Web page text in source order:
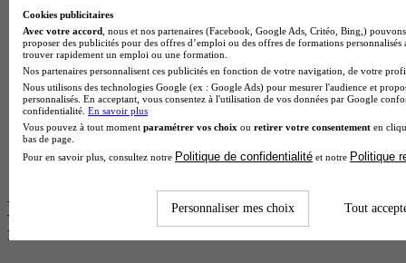
MSc Marketing Digital en alternance
BTS Gpme en alternance
Cap Electricien en alternance
BTS Gpn en alternance
BTS Domotique en alternance
BAC Pro Agora en alternance
BTS Sta en alternance
BTS Iris en alternance
BTS Tpl en alternance
Les diplômes par filière les plus
recherchés
Cookies publicitaires
Avec votre accord , nous et nos partenaires (Facebook, Google Ads, Critéo, Bing,)
proposer des publicités pour des offres d’emploi ou des offres de formations
trouver rapidement un emploi ou une formation.
Nos partenaires personnalisent ces publicités en fonction de votre navigation, de votre
Nous utilisons des technologies Google (ex : Google Ads) pour mesurer l'audience et
personnalisés. En acceptant, vous consentez à l'utilisation de vos données par Google
confidentialité. En savoir plus
Vous pouvez à tout moment paramétrer vos choix ou retirer votre consentement en
bas de page.
Pour en savoir plus, consultez notre Politique de confidentialité et notre Politique
Personnaliser mes choix Tout